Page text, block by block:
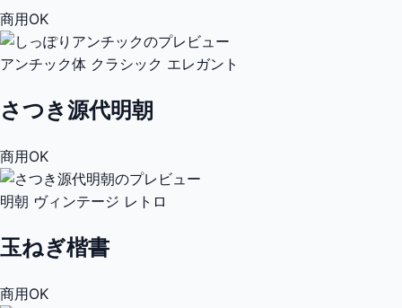
商用OK
アンチック体 クラシック エレガント
さつき源代明朝
商用OK
明朝 ヴィンテージ レトロ
玉ねぎ楷書
商用OK